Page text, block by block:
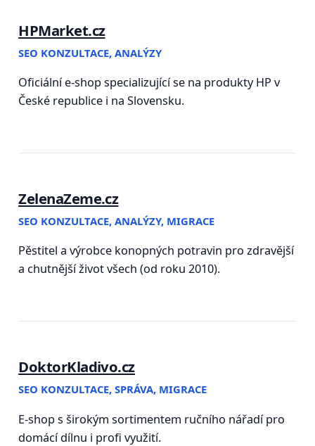
HPMarket.cz
SEO KONZULTACE, ANALÝZY
Oficiální e-shop specializující se na produkty HP v
České republice i na Slovensku.
ZelenaZeme.cz
SEO KONZULTACE, ANALÝZY, MIGRACE
Pěstitel a výrobce konopných potravin pro zdravější
a chutnější život všech (od roku 2010).
DoktorKladivo.cz
SEO KONZULTACE, SPRÁVA, MIGRACE
E-shop s širokým sortimentem ručního nářadí pro
domácí dílnu i profi využití.